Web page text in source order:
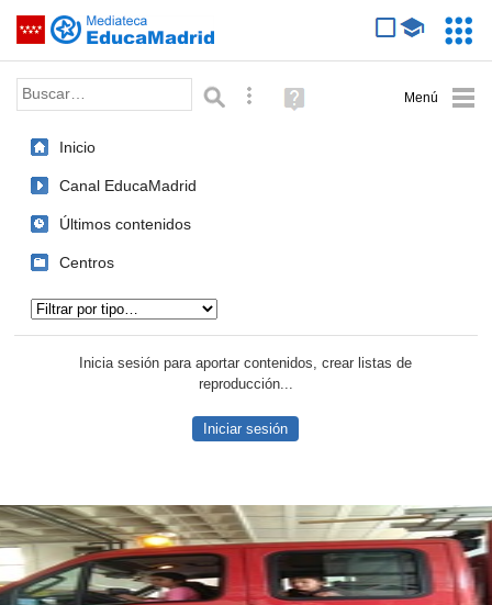
Saltar navegación
Palabra o frase: Búsqueda avanzada
Ayuda
(en
Inicio
Canal EducaMadrid
Últimos contenidos
Centros
Inicia sesión para aportar contenidos, crear listas de
reproducción...
Iniciar sesión